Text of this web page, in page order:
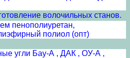
волочильных станов.
пенополиуретан,
полиол (опт)
угли Бау-А , ДАК , ОУ-А ,